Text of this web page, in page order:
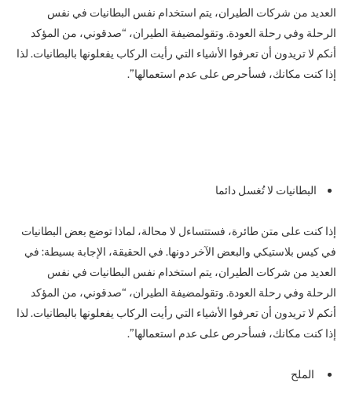
العديد من شركات الطيران، يتم استخدام نفس البطانيات في نفس
الرحلة وفي رحلة العودة. وتقولمضيفة الطيران، “صدقوني، من المؤكد
أنكم لا تريدون أن تعرفوا الأشياء التي رأيت الركاب يفعلونها بالبطانيات. لذا
إذا كنت مكانك، فسأحرص على عدم استعمالها”.
البطانيات لا تُغسل دائما
إذا كنت على متن طائرة، فستتساءل لا محالة، لماذا توضع بعض البطانيات
في كيس بلاستيكي والبعض الآخر دونها. في الحقيقة، الإجابة بسيطة: في
العديد من شركات الطيران، يتم استخدام نفس البطانيات في نفس
الرحلة وفي رحلة العودة. وتقولمضيفة الطيران، “صدقوني، من المؤكد
أنكم لا تريدون أن تعرفوا الأشياء التي رأيت الركاب يفعلونها بالبطانيات. لذا
إذا كنت مكانك، فسأحرص على عدم استعمالها”.
الملح